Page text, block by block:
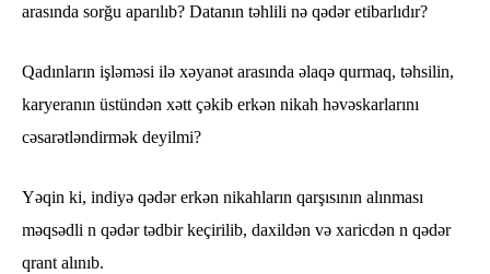
arasında sorğu aparılıb? Datanın təhlili nə qədər etibarlıdır?
Qadınların işləməsi ilə xəyanət arasında əlaqə qurmaq, təhsilin,
karyeranın üstündən xətt çəkib erkən nikah həvəskarlarını
cəsarətləndirmək deyilmi?
Yəqin ki, indiyə qədər erkən nikahların qarşısının alınması
məqsədli n qədər tədbir keçirilib, daxildən və xaricdən n qədər
qrant alınıb.